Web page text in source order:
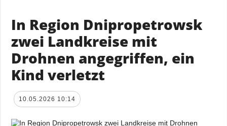
In Region Dnipropetrowsk
zwei Landkreise mit
Drohnen angegriffen, ein
Kind verletzt
10.05.2026 10:14